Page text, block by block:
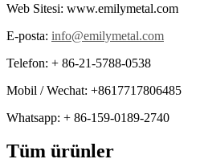
Web Sitesi: www.emilymetal.com
E-posta: info@emilymetal.com
Telefon: + 86-21-5788-0538
Mobil / Wechat: +8617717806485
Whatsapp: + 86-159-0189-2740
Tüm ürünler